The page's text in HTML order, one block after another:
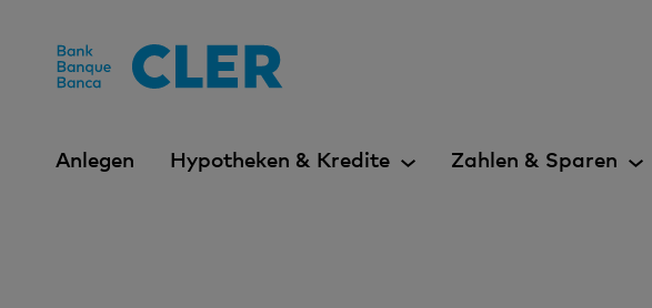
Anlegen Hypotheken & Kredite Zahlen & Sparen